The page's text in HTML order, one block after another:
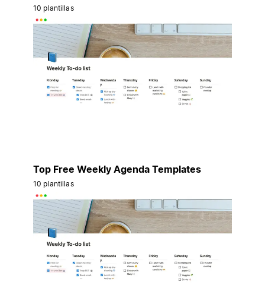
10 plantillas
Top Free Weekly Agenda Templates
10 plantillas